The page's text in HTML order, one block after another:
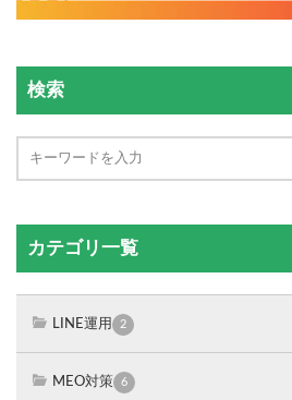
検索
カテゴリ一覧
LINE運用 2
MEO対策 6